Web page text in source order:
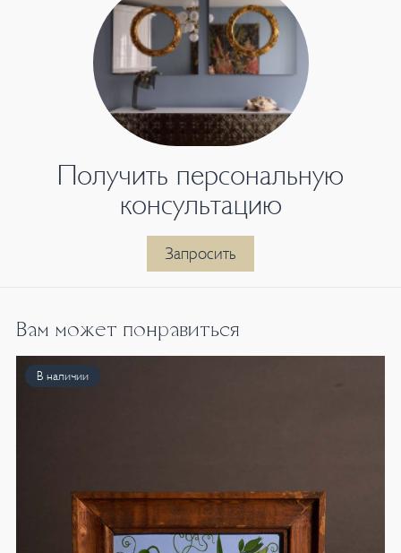
Получить персональную
консультацию
Запросить
Вам может понравиться
В наличии